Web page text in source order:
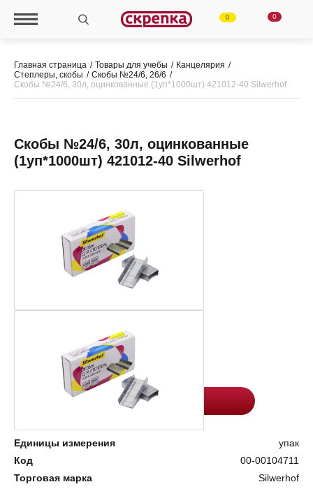
0 0
Главная страница Товары для учебы
Канцелярия
Степлеры, скобы
Скобы №24/6, 26/6
Скобы №24/6, 30л, оцинкованные (1уп*1000шт) 421012-40 Silwerhof
Добавить в корзину
Скобы №24/6, 30л, оцинкованные
(1уп*1000шт) 421012-40 Silwerhof
Единицы измерения
упак
Код
00-00104711
Торговая марка
Silwerhof